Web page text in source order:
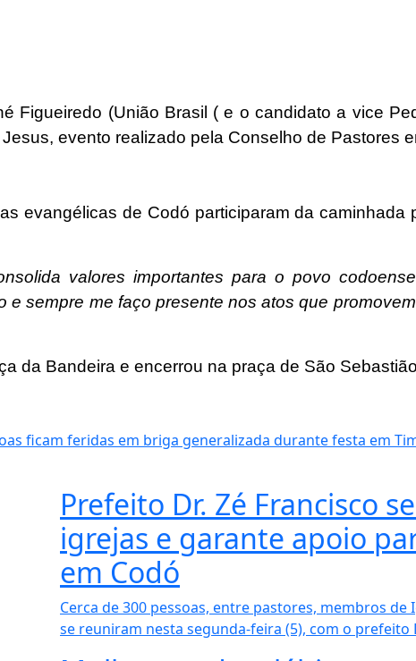
Figueiredo (União Brasil ( e o candidato a vice
evento realizado pela Conselho de Pastores
evangélicas de Codó participaram da
valores importantes para o povo
e sempre me faço presente nos atos que
da Bandeira e encerrou na praça de São
ficam feridas em briga generalizada durante festa em
Prefeito Dr. Zé Francisco
igrejas e garante apoio
em Codó
Cerca de 300 pessoas, entre pastores, membros de
se reuniram nesta segunda-feira (5), com o prefeito